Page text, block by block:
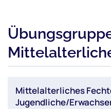
Mittelalterliches
Jugendliche/